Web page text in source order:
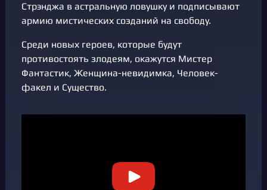
Стрэнджа в астральную ловушку и подписывают
армию мистических созданий на свободу.
Среди новых героев, которые будут
противостоять злодеям, окажутся Мистер
Фантастик, Женщина-невидимка, Человек-
факел и Существо.